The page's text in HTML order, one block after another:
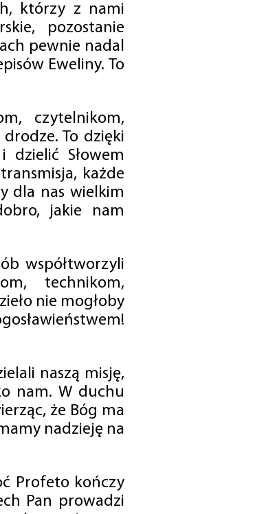
którzy z nami
pozostanie
pewnie nadal
Eweliny. To
czytelnikom,
To dzięki
Słowem
każde
dla nas wielkim
jakie nam
współtworzyli
technikom,
nie mogłoby
naszą misję,
nam. W duchu
że Bóg ma
nadzieję na
Profeto kończy
Pan prowadzi